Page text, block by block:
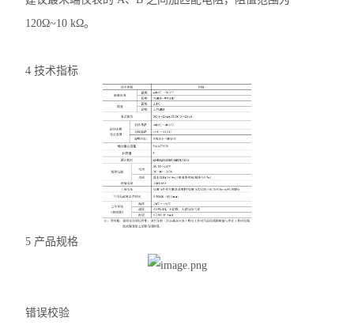
光伏直流柜采集装置
智能水泵控制器
三相数显电流表
中压PT并列保护装置
三相多回路监控装置
120Ω~10 kΩ。
4 技术指标
5 产品规格
错误校验